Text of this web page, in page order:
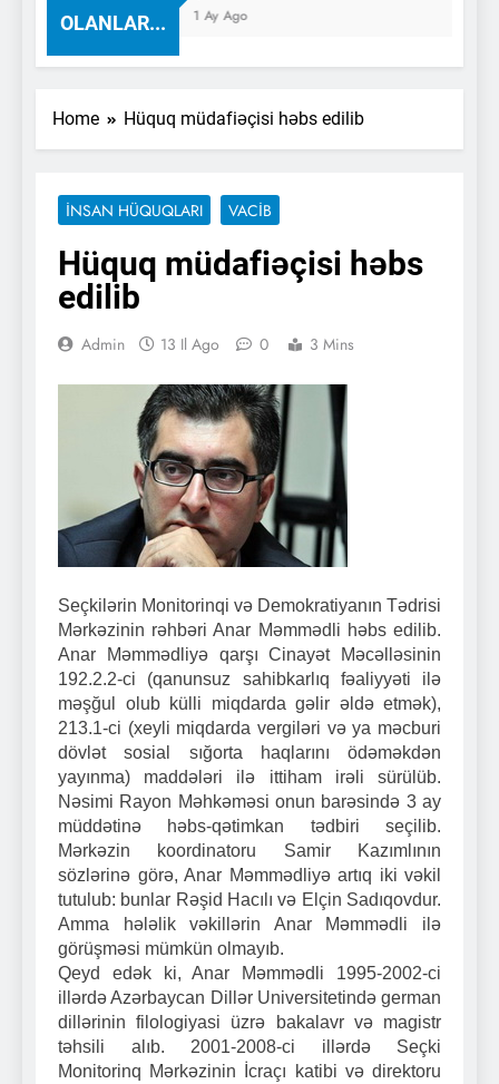
OLANLAR...
1 Ay Ago
Home Hüquq müdafiəçisi həbs edilib
İNSAN HÜQUQLARI VACİB
Hüquq müdafiəçisi həbs
edilib
Admin 13 Il Ago 0 3 Mins
Seçkilərin Monitorinqi və Demokratiyanın Tədrisi
Mərkəzinin rəhbəri Anar Məmmədli həbs edilib.
Anar Məmmədliyə qarşı Cinayət Məcəlləsinin
192.2.2-ci (qanunsuz sahibkarlıq fəaliyyəti ilə
məşğul olub külli miqdarda gəlir əldə etmək),
213.1-ci (xeyli miqdarda vergiləri və ya məcburi
dövlət sosial sığorta haqlarını ödəməkdən
yayınma) maddələri ilə ittiham irəli sürülüb.
Nəsimi Rayon Məhkəməsi onun barəsində 3 ay
müddətinə həbs-qətimkan tədbiri seçilib.
Mərkəzin koordinatoru Samir Kazımlının
sözlərinə görə, Anar Məmmədliyə artıq iki vəkil
tutulub: bunlar Rəşid Hacılı və Elçin Sadıqovdur.
Amma hələlik vəkillərin Anar Məmmədli ilə
görüşməsi mümkün olmayıb.
Qeyd edək ki, Anar Məmmədli 1995-2002-ci
illərdə Azərbaycan Dillər Universitetində german
dillərinin filologiyasi üzrə bakalavr və magistr
təhsili alıb. 2001-2008-ci illərdə Seçki
Monitorinq Mərkəzinin İcraçı katibi və direktoru